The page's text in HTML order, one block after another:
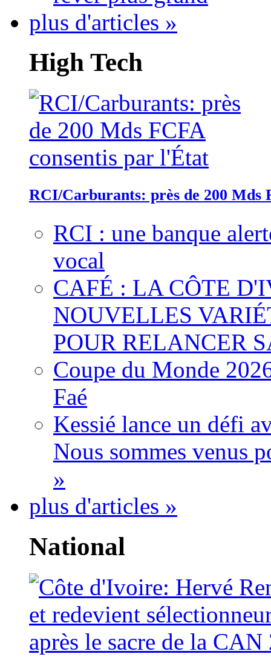
plus d'articles »
High Tech
RCI/Carburants: près de 200 Mds
RCI : une banque
vocal
CAFÉ : LA CÔTE
NOUVELLES
POUR RELANCER
Coupe du Monde
Faé
Kessié lance un défi
Nous sommes venus
»
plus d'articles »
National